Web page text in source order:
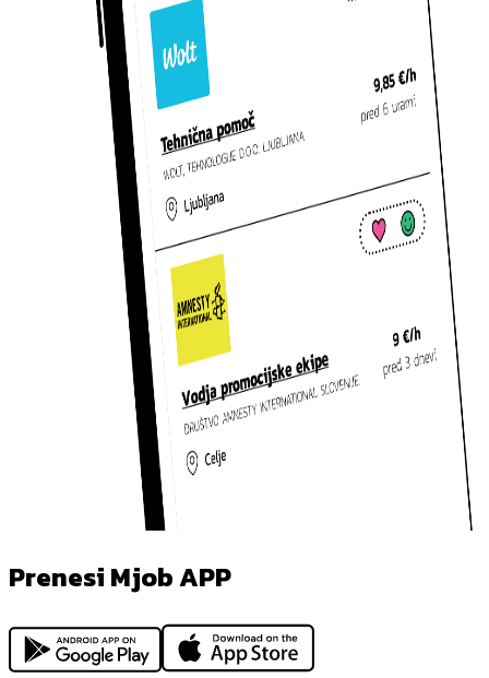
Prenesi Mjob APP